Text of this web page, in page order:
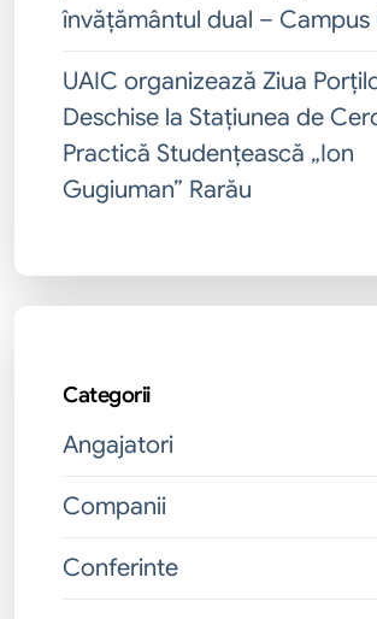
învățământul dual – Campus
UAIC organizează Ziua
Deschise la Stațiunea de
Practică Studențească „Ion
Gugiuman” Rarău
Categorii
Angajatori
Companii
Conferinte